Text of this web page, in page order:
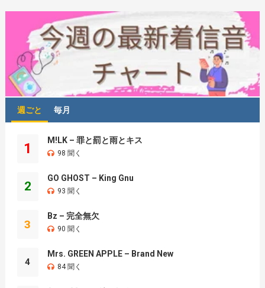
週ごと 毎月
1
M!LK – 罪と罰と雨とキス
98 聞く
2
GO GHOST – King Gnu
93 聞く
3
Bz – 完全無欠
90 聞く
4
Mrs. GREEN APPLE – Brand New
84 聞く